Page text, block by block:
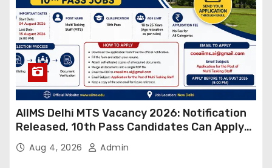
AIIMS Delhi MTS Vacancy 2026: Notification
Released, 10th Pass Candidates Can Apply
Through Email
Aug 4, 2026 Admin